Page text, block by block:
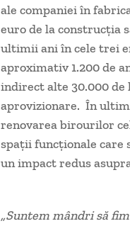
ale companiei în
euro de la construcția
ultimii ani în cele trei
aproximativ 1.200 de
indirect alte 30.000
aprovizionare. În
renovarea birourilor
spații funcționale care
un impact redus
„Suntem mândri să